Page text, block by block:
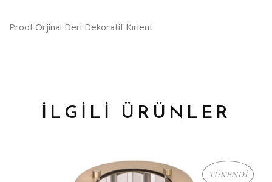
Proof Orjinal Deri Dekoratif Kırlent
İLGİLİ ÜRÜNLER
TÜKENDİ